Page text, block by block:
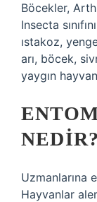
Böcekler,
Insecta
ıstakoz,
arı, böcek,
yaygın
NEDIR?
Uzmanlarına
Hayvanlar